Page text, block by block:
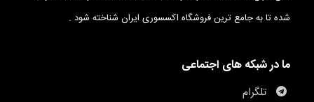
شده تا به جامع ترین فروشگاه اکسسوری ایران شناخته شود .
ما در شبکه های اجتماعی
تلگرام